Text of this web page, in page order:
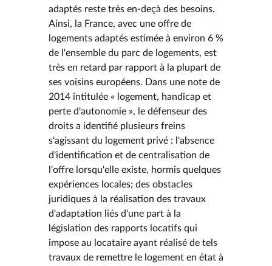
adaptés reste très en-deçà des besoins.
Ainsi, la France, avec une offre de
logements adaptés estimée à environ 6 %
de l'ensemble du parc de logements, est
très en retard par rapport à la plupart de
ses voisins européens. Dans une note de
2014 intitulée « logement, handicap et
perte d'autonomie », le défenseur des
droits a identifié plusieurs freins
s'agissant du logement privé : l'absence
d'identification et de centralisation de
l'offre lorsqu'elle existe, hormis quelques
expériences locales; des obstacles
juridiques à la réalisation des travaux
d'adaptation liés d'une part à la
législation des rapports locatifs qui
impose au locataire ayant réalisé de tels
travaux de remettre le logement en état à